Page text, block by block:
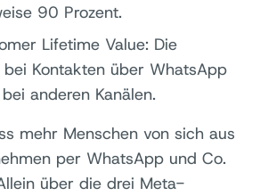
90 Prozent.
Lifetime Value: Die
bei Kontakten über WhatsApp
anderen Kanälen.
mehr Menschen von sich aus
per WhatsApp und Co.
über die drei Meta-